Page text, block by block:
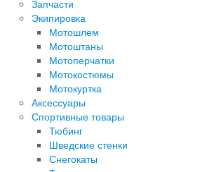
Запчасти
Экипировка
Мотошлем
Мотоштаны
Мотоперчатки
Мотокостюмы
Мотокуртка
Аксессуары
Спортивные товары
Тюбинг
Шведские стенки
Снегокаты